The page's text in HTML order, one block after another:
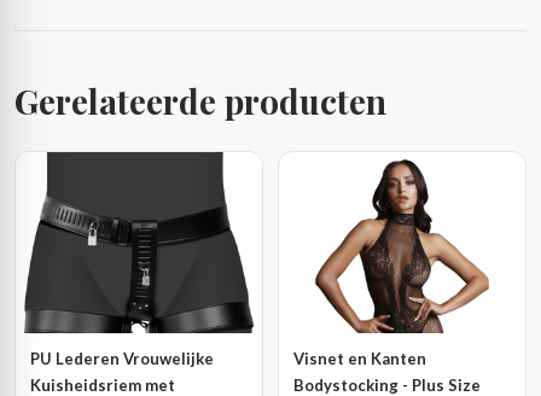
Gerelateerde producten
PU Lederen Vrouwelijke
Kuisheidsriem met
Visnet en Kanten
Bodystocking - Plus Size